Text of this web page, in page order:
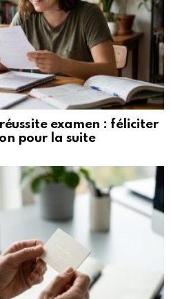
examen : féliciter
pour la suite